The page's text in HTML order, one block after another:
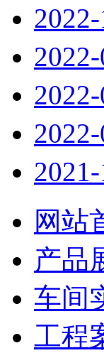
网站
产品
车间
工程